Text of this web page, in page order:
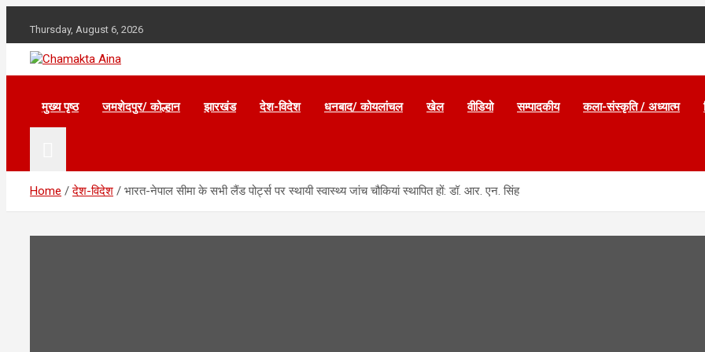
content
Thursday, August 6, 2026
Chamakta Aina
Hindi News Paper – Jharkhand
मुख्य पृष्ठ जमशेदपुर/ कोल्हान झारखंड देश-विदेश धनबाद/ कोयलांचल खेल वीडियो सम्पादकीय कला-संस्कृति / अध्यात्म
Home देश-विदेश भारत-नेपाल सीमा के सभी लैंड पोर्ट्स पर स्थायी स्वास्थ्य जांच चौकियां स्थापित हों: डॉ. आर. एन. सिंह